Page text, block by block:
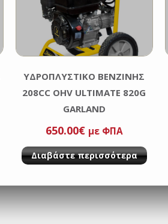
ΥΔΡΟΠΛΥΣΤΙΚΟ ΒΕΝΖΙΝΗΣ
208CC OHV ULTIMATE 820G
GARLAND
650.00€ με ΦΠΑ
Διαβάστε περισσότερα